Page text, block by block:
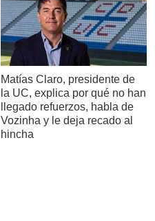
Matías Claro, presidente de
la UC, explica por qué no han
llegado refuerzos, habla de
Vozinha y le deja recado al
hincha